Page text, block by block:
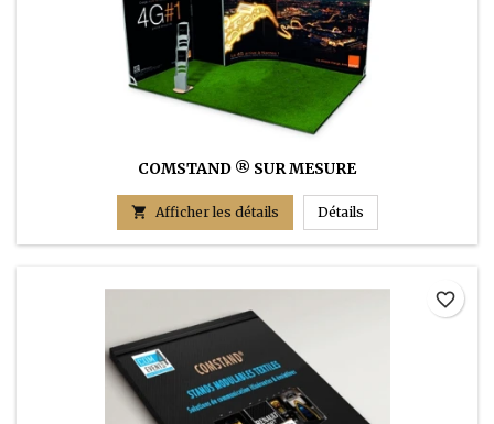
COMSTAND ® SUR MESURE
 Afficher les détails DétailsCOMSTAND ® sur
favorite_border